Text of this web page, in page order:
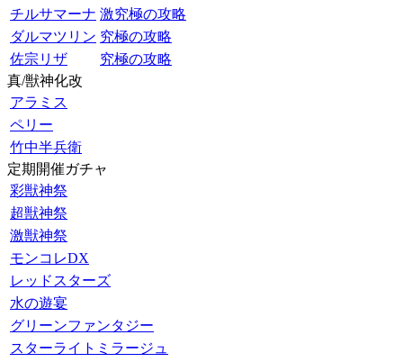
チルサマーナ 激究極の攻略
ダルマツリン 究極の攻略
佐宗リザ
究極の攻略
真/獣神化改
アラミス
ペリー
竹中半兵衛
定期開催ガチャ
彩獣神祭
超獣神祭
激獣神祭
モンコレDX
レッドスターズ
水の遊宴
グリーンファンタジー
スターライトミラージュ